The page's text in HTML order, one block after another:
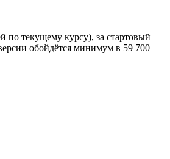
текущему курсу), за стартовый
обойдётся минимум в 59 700